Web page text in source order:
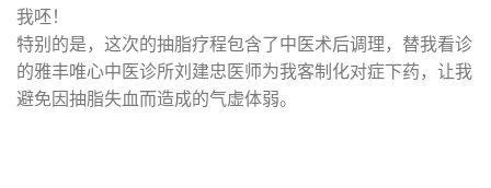
我呸！
特别的是，这次的抽脂疗程包含了中医术后调理， 替我看诊
的雅丰唯心中医诊所刘建忠医师为我客制化对症下药，让我
避免因抽脂失血而造成的气虚体弱。